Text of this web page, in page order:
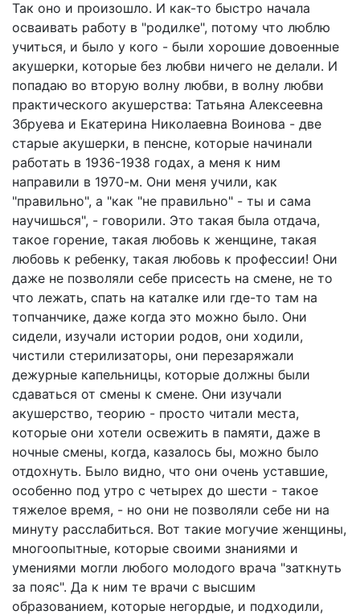
Так оно и произошло. И как-то быстро начала
осваивать работу в "родилке", потому что люблю
учиться, и было у кого - были хорошие довоенные
акушерки, которые без любви ничего не делали. И
попадаю во вторую волну любви, в волну любви
практического акушерства: Татьяна Алексеевна
Збруева и Екатерина Николаевна Воинова - две
старые акушерки, в пенсне, которые начинали
работать в 1936-1938 годах, а меня к ним
направили в 1970-м. Они меня учили, как
"правильно", а "как "не правильно" - ты и сама
научишься", - говорили. Это такая была отдача,
такое горение, такая любовь к женщине, такая
любовь к ребенку, такая любовь к профессии! Они
даже не позволяли себе присесть на смене, не то
что лежать, спать на каталке или где-то там на
топчанчике, даже когда это можно было. Они
сидели, изучали истории родов, они ходили,
чистили стерилизаторы, они перезаряжали
дежурные капельницы, которые должны были
сдаваться от смены к смене. Они изучали
акушерство, теорию - просто читали места,
которые они хотели освежить в памяти, даже в
ночные смены, когда, казалось бы, можно было
отдохнуть. Было видно, что они очень уставшие,
особенно под утро с четырех до шести - такое
тяжелое время, - но они не позволяли себе ни на
минуту расслабиться. Вот такие могучие женщины,
многоопытные, которые своими знаниями и
умениями могли любого молодого врача "заткнуть
за пояс". Да к ним те врачи с высшим
образованием, которые негордые, и подходили,